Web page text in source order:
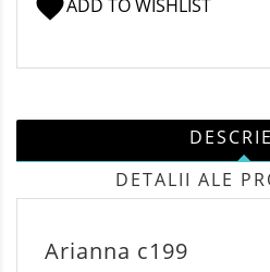
favoriteADD TO WISHLIST
DETALII ALE
Arianna c199